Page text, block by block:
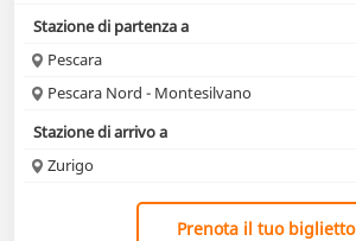
Stazione di partenza a
Pescara
Pescara Nord - Montesilvano
Stazione di arrivo a
Zurigo
Prenota il tuo biglietto